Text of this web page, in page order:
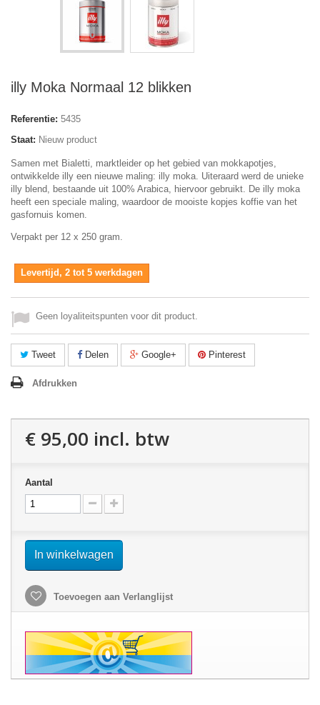
illy Moka Normaal 12 blikken
Referentie: 5435
Staat: Nieuw product
Samen met Bialetti, marktleider op het gebied van mokkapotjes,
ontwikkelde illy een nieuwe maling: illy moka. Uiteraard werd de unieke
illy blend, bestaande uit 100% Arabica, hiervoor gebruikt. De illy moka
heeft een speciale maling, waardoor de mooiste kopjes koffie van het
gasfornuis komen.
Verpakt per 12 x 250 gram.
Levertijd, 2 tot 5 werkdagen
Geen loyaliteitspunten voor dit product.
Tweet Delen Google+ Pinterest
Afdrukken
€ 95,00 incl. btw
Aantal
In winkelwagen
Toevoegen aan Verlanglijst